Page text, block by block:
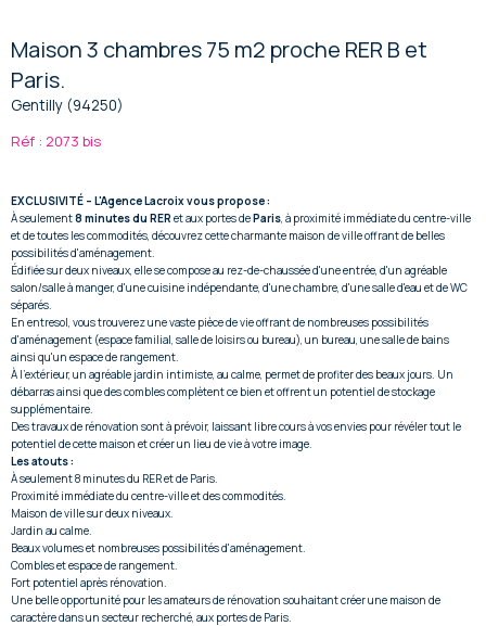
Maison 3 chambres 75 m2 proche RER B et
Paris.
Gentilly (94250)
Réf : 2073 bis
EXCLUSIVITÉ – L'Agence Lacroix vous propose :
À seulement8 minutes du RER et aux portes deParis, à proximité immédiate du centre-ville
et de toutes les commodités, découvrez cette charmante maison de ville offrant de belles
possibilités d'aménagement.
Édifiée sur deux niveaux, elle se compose au rez-de-chaussée d'une entrée, d'un agréable
salon/salle à manger, d'une cuisine indépendante, d'une chambre, d'une salle d'eau et de WC
séparés.
En entresol, vous trouverez une vaste pièce de vie offrant de nombreuses possibilités
d'aménagement (espace familial, salle de loisirs ou bureau), un bureau, une salle de bains
ainsi qu'un espace de rangement.
À l'extérieur, un agréable jardin intimiste, au calme, permet de profiter des beaux jours. Un
débarras ainsi que des combles complètent ce bien et offrent un potentiel de stockage
supplémentaire.
Des travaux de rénovation sont à prévoir, laissant libre cours à vos envies pour révéler tout le
potentiel de cette maison et créer un lieu de vie à votre image.
Les atouts :
À seulement 8 minutes du RER et de Paris.
Proximité immédiate du centre-ville et des commodités.
Maison de ville sur deux niveaux.
Jardin au calme.
Beaux volumes et nombreuses possibilités d'aménagement.
Combles et espace de rangement.
Fort potentiel après rénovation.
Une belle opportunité pour les amateurs de rénovation souhaitant créer une maison de
caractère dans un secteur recherché, aux portes de Paris.